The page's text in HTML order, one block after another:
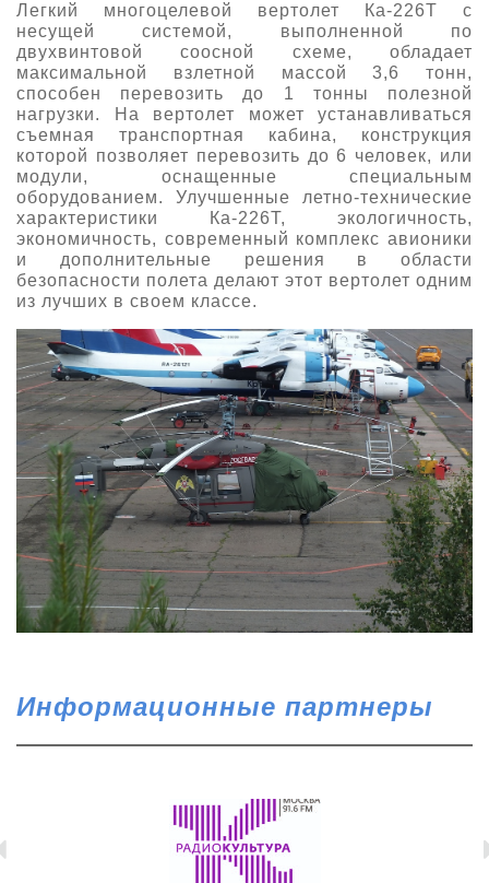
Легкий многоцелевой вертолет Ка-226Т с
несущей системой, выполненной по
двухвинтовой соосной схеме, обладает
максимальной взлетной массой 3,6 тонн,
способен перевозить до 1 тонны полезной
нагрузки. На вертолет может устанавливаться
съемная транспортная кабина, конструкция
которой позволяет перевозить до 6 человек, или
модули, оснащенные специальным
оборудованием. Улучшенные летно-технические
характеристики Ка-226Т, экологичность,
экономичность, современный комплекс авионики
и дополнительные решения в области
безопасности полета делают этот вертолет одним
из лучших в своем классе.
Информационные партнеры